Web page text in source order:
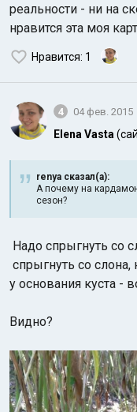
реальности - ни на
нравится эта моя
Нравится: 1
4 04 фев. 2015
Elena Vasta
renya сказал(а):
А почему на
сезон?
Надо спрыгнуть со
спрыгнуть со
у основания куста -
Видно?